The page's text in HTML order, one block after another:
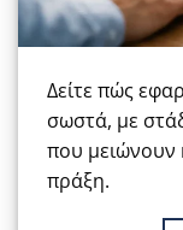
Δείτε πώς
σωστά, με
που μειώνουν
πράξη.